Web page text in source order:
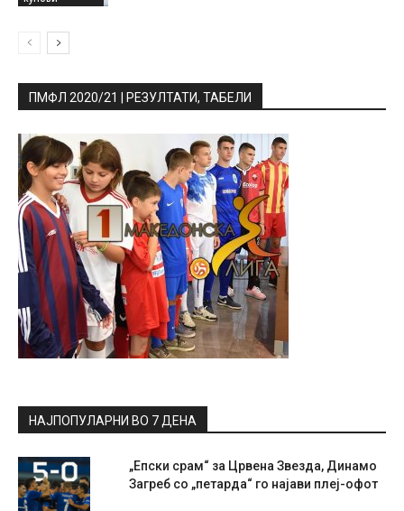
ПМФЛ 2020/21 | РЕЗУЛТАТИ, ТАБЕЛИ
НАЈПОПУЛАРНИ ВО 7 ДЕНА
„Епски срам“ за Црвена Звезда, Динамо
Загреб со „петарда“ го најави плеј-офот